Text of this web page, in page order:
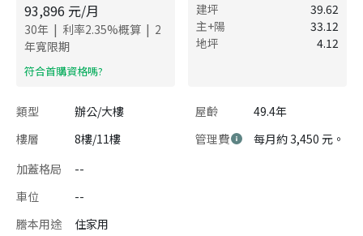
93,896 元/月
30年 | 利率2.35%概算 | 2
年寬限期
​符合首購資格嗎?
建坪
39.62
主+陽
33.12
地坪
4.12
類型 辦公/大樓 屋齡
49.4年
樓層
8樓/11樓 管理費
每月約 3,450 元。
加蓋格局
--
車位
--
謄本用途
住家用